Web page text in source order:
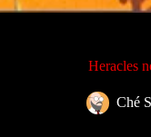
Heracles
Ché